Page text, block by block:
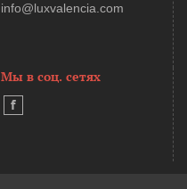
info@luxvalencia.com
Мы в соц. сетях